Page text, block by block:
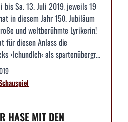
bis Sa. 13. Juli 2019, jeweils 19
in diesem Jahr 150. Jubiläum
und weltberühmte Lyrikerin!
für diesen Anlass die
›IchundIch‹ als spartenübergr...
HASE MIT DEN